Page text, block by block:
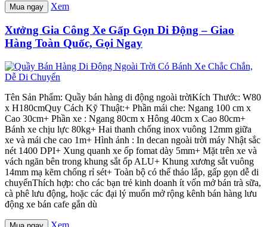
Mua ngay Xem
Xưởng Gia Công Xe Gấp Gọn Di Động – Giao
Hàng Toàn Quốc, Gọi Ngay
Tên Sản Phẩm: Quầy bán hàng di động ngoài trờiKích Thước: W80
x H180cmQuy Cách Kỹ Thuật:+ Phần mái che: Ngang 100 cm x
Cao 30cm+ Phần xe : Ngang 80cm x Hông 40cm x Cao 80cm+
Bánh xe chịu lực 80kg+ Hai thanh chống inox vuông 12mm giữa
xe và mái che cao 1m+ Hình ảnh : In decan ngoài trời máy Nhật sắc
nét 1400 DPI+ Xung quanh xe ốp fomat dày 5mm+ Mặt trên xe và
vách ngăn bên trong khung sắt ốp ALU+ Khung xương sắt vuông
14mm mạ kẽm chống rỉ sét+ Toàn bộ có thể tháo lắp, gấp gọn dễ di
chuyểnThích hợp: cho các bạn trẻ kinh doanh ít vốn mở bán trà sữa,
cà phê lưu động, hoặc các đại lý muốn mở rộng kênh bán hàng lưu
động xe bán cafe gắn dù
Xem